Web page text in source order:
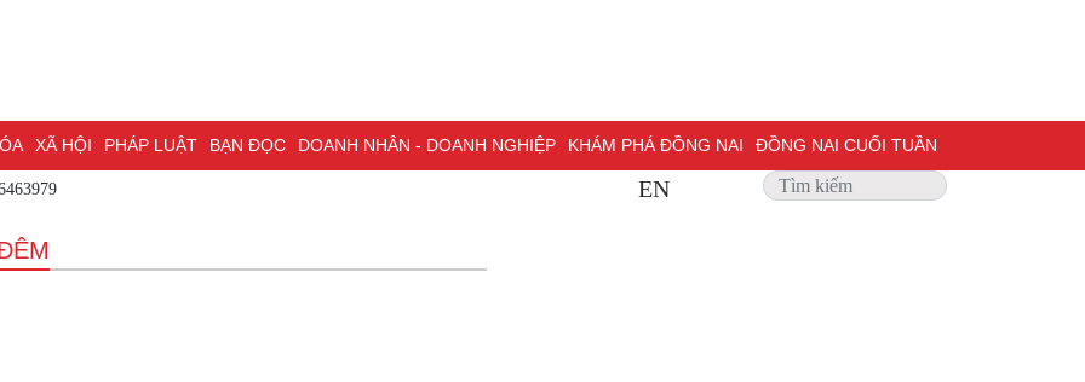
XÃ HỘI PHÁP LUẬT BẠN ĐỌC DOANH NHÂN - DOANH NGHIỆP KHÁM PHÁ ĐỒNG NAI ĐỒNG NAI CUỐI TUẦN
ĐỒNG NAI & NGHỊ QUYẾT 57 PHỎNG VẤN TRANG ĐỊA PHƯƠNG ẢNH ĐẸP
NAI
EN